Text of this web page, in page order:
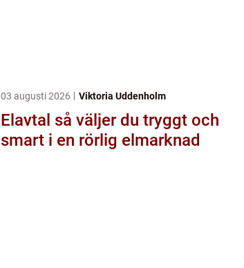
03 augusti 2026 Viktoria Uddenholm
Elavtal så väljer du tryggt och
smart i en rörlig elmarknad